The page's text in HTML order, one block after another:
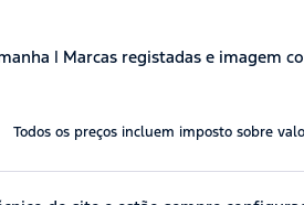
| Marcas registadas e imagem
Todos os preços incluem imposto sobre